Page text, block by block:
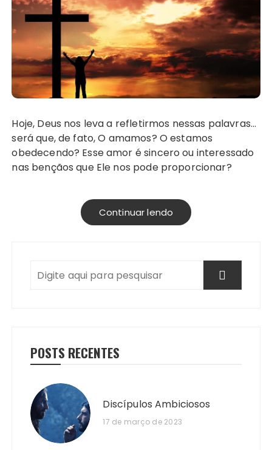
Hoje, Deus nos leva a refletirmos nessas palavras…
será que, de fato, O amamos? O estamos
obedecendo? Esse amor é sincero ou interessado
nas bençãos que Ele nos pode proporcionar?
Continuar lendo
POSTS RECENTES
Discípulos Ambiciosos
17 de março de 2023